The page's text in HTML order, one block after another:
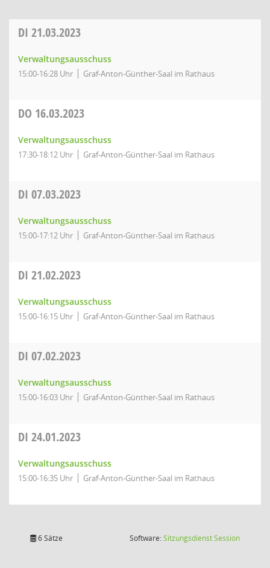
DI 21.03.2023
Verwaltungsausschuss
15:00-16:28 Uhr Graf-Anton-Günther-Saal im Rathaus
DO 16.03.2023
Verwaltungsausschuss
17:30-18:12 Uhr Graf-Anton-Günther-Saal im Rathaus
DI 07.03.2023
Verwaltungsausschuss
15:00-17:12 Uhr Graf-Anton-Günther-Saal im Rathaus
DI 21.02.2023
Verwaltungsausschuss
15:00-16:15 Uhr Graf-Anton-Günther-Saal im Rathaus
DI 07.02.2023
Verwaltungsausschuss
15:00-16:03 Uhr Graf-Anton-Günther-Saal im Rathaus
DI 24.01.2023
Verwaltungsausschuss
15:00-16:35 Uhr Graf-Anton-Günther-Saal im Rathaus
6 Sätze Software:SitzungsdienstSession(Wird in